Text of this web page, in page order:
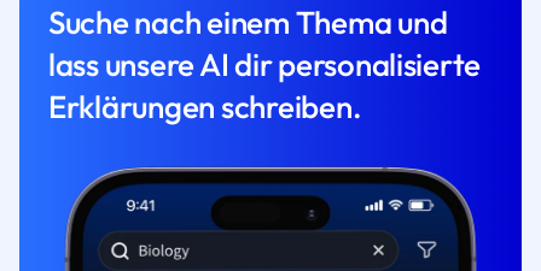
Suche nach einem Thema und
lass unsere AI dir personalisierte
Erklärungen schreiben.